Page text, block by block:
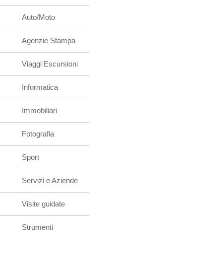
Auto/Moto
Agenzie Stampa
Viaggi Escursioni
Informatica
Immobiliari
Fotografia
Sport
Servizi e Aziende
Visite guidate
Strumenti